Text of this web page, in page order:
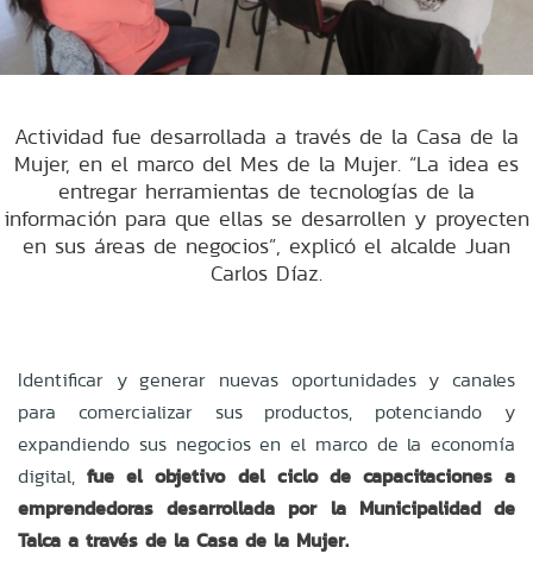
Actividad fue desarrollada a través de la Casa de la
Mujer, en el marco del Mes de la Mujer. “La idea es
entregar herramientas de tecnologías de la
información para que ellas se desarrollen y proyecten
en sus áreas de negocios”, explicó el alcalde Juan
Carlos Díaz.
Identificar y generar nuevas oportunidades y canales
para comercializar sus productos, potenciando y
expandiendo sus negocios en el marco de la economía
digital,fue el objetivo del ciclo de capacitaciones a
emprendedoras desarrollada por la Municipalidad de
Talca a través de la Casa de la Mujer.